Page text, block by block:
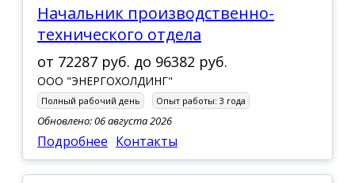
Начальник производственно-
технического отдела
от 72287 руб. до 96382 руб.
ООО "ЭНЕРГОХОЛДИНГ"
Полный рабочий день Опыт работы: 3 года
Обновлено: 06 августа 2026
Подробнее Контакты